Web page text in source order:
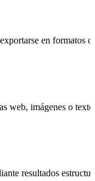
exportarse en
web, imágenes o
resultados